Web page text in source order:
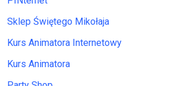
Sklep Świętego Mikołaja
Kurs Animatora Internetowy
Kurs Animatora